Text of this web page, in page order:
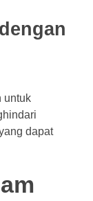
untuk
dapat